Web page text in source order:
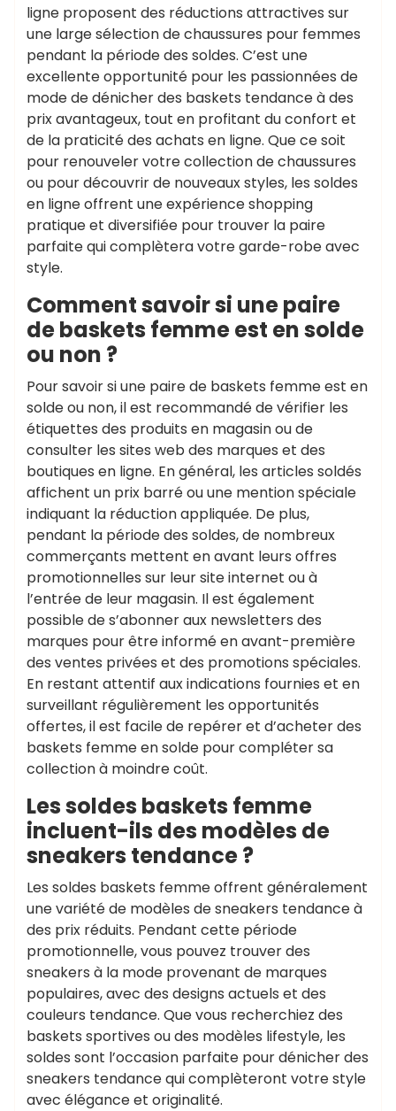
ligne proposent des réductions attractives sur
une large sélection de chaussures pour femmes
pendant la période des soldes. C’est une
excellente opportunité pour les passionnées de
mode de dénicher des baskets tendance à des
prix avantageux, tout en profitant du confort et
de la praticité des achats en ligne. Que ce soit
pour renouveler votre collection de chaussures
ou pour découvrir de nouveaux styles, les soldes
en ligne offrent une expérience shopping
pratique et diversifiée pour trouver la paire
parfaite qui complètera votre garde-robe avec
style.
Comment savoir si une paire
de baskets femme est en solde
ou non ?
Pour savoir si une paire de baskets femme est en
solde ou non, il est recommandé de vérifier les
étiquettes des produits en magasin ou de
consulter les sites web des marques et des
boutiques en ligne. En général, les articles soldés
affichent un prix barré ou une mention spéciale
indiquant la réduction appliquée. De plus,
pendant la période des soldes, de nombreux
commerçants mettent en avant leurs offres
promotionnelles sur leur site internet ou à
l’entrée de leur magasin. Il est également
possible de s’abonner aux newsletters des
marques pour être informé en avant-première
des ventes privées et des promotions spéciales.
En restant attentif aux indications fournies et en
surveillant régulièrement les opportunités
offertes, il est facile de repérer et d’acheter des
baskets femme en solde pour compléter sa
collection à moindre coût.
Les soldes baskets femme
incluent-ils des modèles de
sneakers tendance ?
Les soldes baskets femme offrent généralement
une variété de modèles de sneakers tendance à
des prix réduits. Pendant cette période
promotionnelle, vous pouvez trouver des
sneakers à la mode provenant de marques
populaires, avec des designs actuels et des
couleurs tendance. Que vous recherchiez des
baskets sportives ou des modèles lifestyle, les
soldes sont l’occasion parfaite pour dénicher des
sneakers tendance qui complèteront votre style
avec élégance et originalité.